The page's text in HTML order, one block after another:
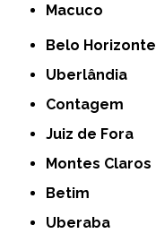
Macuco
Belo Horizonte
Uberlândia
Contagem
Juiz de Fora
Montes Claros
Betim
Uberaba